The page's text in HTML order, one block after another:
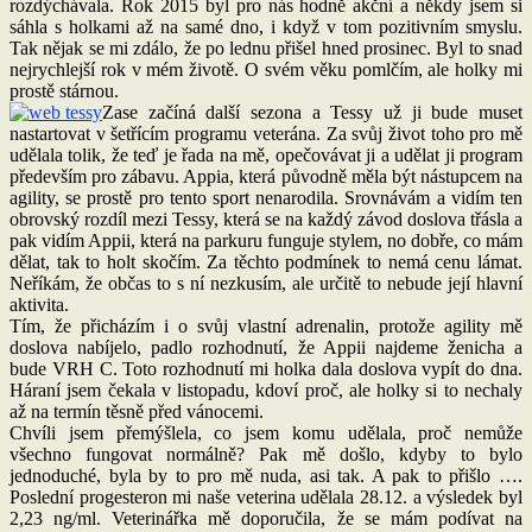
rozdýchávala. Rok 2015 byl pro nás hodně akční a někdy jsem si
sáhla s holkami až na samé dno, i když v tom pozitivním smyslu.
Tak nějak se mi zdálo, že po lednu přišel hned prosinec. Byl to snad
nejrychlejší rok v mém životě. O svém věku pomlčím, ale holky mi
prostě stárnou.
Zase začíná další sezona a Tessy už ji bude muset
nastartovat v šetřícím programu veterána. Za svůj život toho pro mě
udělala tolik, že teď je řada na mě, opečovávat ji a udělat ji program
především pro zábavu. Appia, která původně měla být nástupcem na
agility, se prostě pro tento sport nenarodila. Srovnávám a vidím ten
obrovský rozdíl mezi Tessy, která se na každý závod doslova třásla a
pak vidím Appii, která na parkuru funguje stylem, no dobře, co mám
dělat, tak to holt skočím. Za těchto podmínek to nemá cenu lámat.
Neříkám, že občas to s ní nezkusím, ale určitě to nebude její hlavní
aktivita.
Tím, že přicházím i o svůj vlastní adrenalin, protože agility mě
doslova nabíjelo, padlo rozhodnutí, že Appii najdeme ženicha a
bude VRH C. Toto rozhodnutí mi holka dala doslova vypít do dna.
Háraní jsem čekala v listopadu, kdoví proč, ale holky si to nechaly
až na termín těsně před vánocemi.
Chvíli jsem přemýšlela, co jsem komu udělala, proč nemůže
všechno fungovat normálně? Pak mě došlo, kdyby to bylo
jednoduché, byla by to pro mě nuda, asi tak. A pak to přišlo ….
Poslední progesteron mi naše veterina udělala 28.12. a výsledek byl
2,23 ng/ml. Veterinářka mě doporučila, že se mám podívat na